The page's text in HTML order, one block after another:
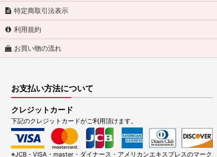
特定商取引法表示
利用規約
お買い物の流れ
お支払い方法について
クレジットカード
下記のクレジットカードがご利用頂けます。
※JCB・VISA・master・ダイナース・アメリカンエキスプレスのマーク